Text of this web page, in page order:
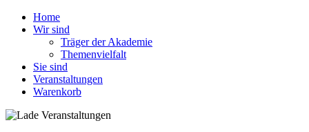
Home
Wir sind
Träger der Akademie
Themenvielfalt
Sie sind
Veranstaltungen
Warenkorb